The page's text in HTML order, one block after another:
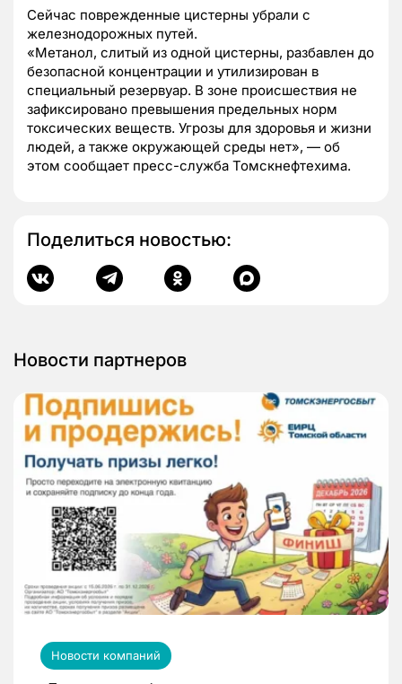
Сейчас поврежденные цистерны убрали с
железнодорожных путей.
«Метанол, слитый из одной цистерны, разбавлен до
безопасной концентрации и утилизирован в
специальный резервуар. В зоне происшествия не
зафиксировано превышения предельных норм
токсических веществ. Угрозы для здоровья и жизни
людей, а также окружающей среды нет», — об
этом сообщает пресс-служба Томскнефтехима.
Поделиться новостью:
Новости партнеров
Новости компаний